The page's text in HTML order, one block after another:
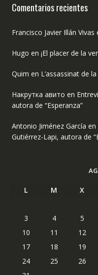
Comentarios recientes
Francisco Javier Illán Vivas
Hugo en ¡El placer de la
Quim en L’assassinat de
Накрутка авито en
autora de “Esperanza”
Antonio Jiménez García en
Gutiérrez-Lapi, autora de
L M X
3
4 5
10
11 12
17
18 19
24
25 26